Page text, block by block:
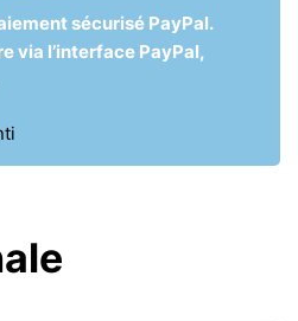
sécurisé PayPal.
via l’interface PayPal,